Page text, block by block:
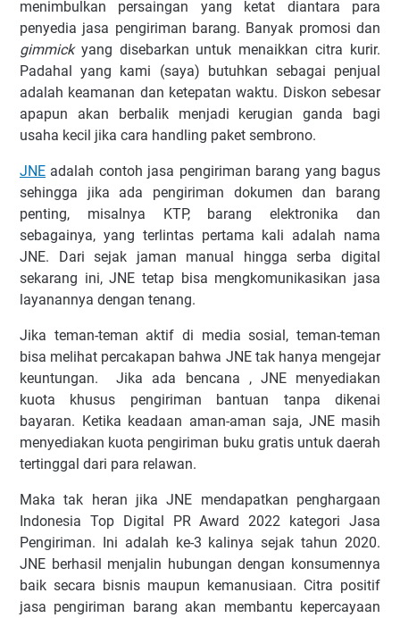
menimbulkan persaingan yang ketat diantara para
penyedia jasa pengiriman barang. Banyak promosi dan
gimmickyang disebarkan untuk menaikkan citra kurir.
Padahal yang kami (saya) butuhkan sebagai penjual
adalah keamanan dan ketepatan waktu. Diskon sebesar
apapun akan berbalik menjadi kerugian ganda bagi
usaha kecil jika cara handling paket sembrono.
JNE adalah contoh jasa pengiriman barang yang bagus
sehingga jika ada pengiriman dokumen dan barang
penting, misalnya KTP, barang elektronika dan
sebagainya, yang terlintas pertama kali adalah nama
JNE. Dari sejak jaman manual hingga serba digital
sekarang ini, JNE tetap bisa mengkomunikasikan jasa
layanannya dengan tenang.
Jika teman-teman aktif di media sosial, teman-teman
bisa melihat percakapan bahwa JNE tak hanya mengejar
keuntungan. Jika ada bencana , JNE menyediakan
kuota khusus pengiriman bantuan tanpa dikenai
bayaran. Ketika keadaan aman-aman saja, JNE masih
menyediakan kuota pengiriman buku gratis untuk daerah
tertinggal dari para relawan.
Maka tak heran jika JNE mendapatkan penghargaan
Indonesia Top Digital PR Award 2022 kategori Jasa
Pengiriman. Ini adalah ke-3 kalinya sejak tahun 2020.
JNE berhasil menjalin hubungan dengan konsumennya
baik secara bisnis maupun kemanusiaan. Citra positif
jasa pengiriman barang akan membantu kepercayaan